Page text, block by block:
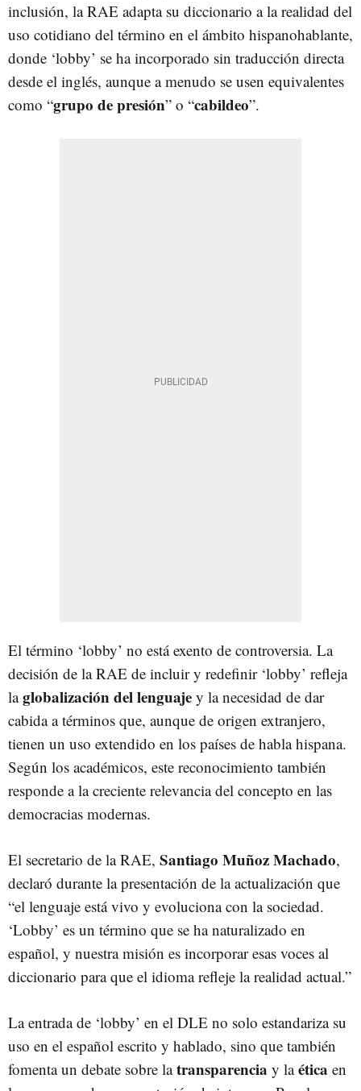
inclusión, la RAE adapta su diccionario a la realidad del
uso cotidiano del término en el ámbito hispanohablante,
donde ‘lobby’ se ha incorporado sin traducción directa
desde el inglés, aunque a menudo se usen equivalentes
como “grupo de presión” o “cabildeo”.
El término ‘lobby’ no está exento de controversia. La
decisión de la RAE de incluir y redefinir ‘lobby’ refleja
laglobalización del lenguaje y la necesidad de dar
cabida a términos que, aunque de origen extranjero,
tienen un uso extendido en los países de habla hispana.
Según los académicos, este reconocimiento también
responde a la creciente relevancia del concepto en las
democracias modernas.
El secretario de la RAE, Santiago Muñoz Machado,
declaró durante la presentación de la actualización que
“el lenguaje está vivo y evoluciona con la sociedad.
‘Lobby’ es un término que se ha naturalizado en
español, y nuestra misión es incorporar esas voces al
diccionario para que el idioma refleje la realidad actual.”
La entrada de ‘lobby’ en el DLE no solo estandariza su
uso en el español escrito y hablado, sino que también
fomenta un debate sobre latransparencia y laética en